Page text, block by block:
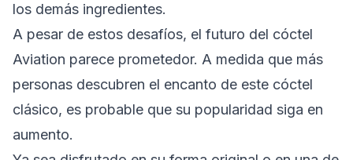
los demás ingredientes.
A pesar de estos desafíos, el futuro del cóctel
Aviation parece prometedor. A medida que más
personas descubren el encanto de este cóctel
clásico, es probable que su popularidad siga en
aumento.